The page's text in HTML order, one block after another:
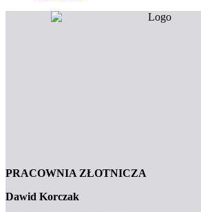
PRACOWNIA ZŁOTNICZA
Dawid Korczak